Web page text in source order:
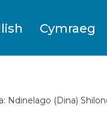
Cymraeg
Ndinelago (Dina)